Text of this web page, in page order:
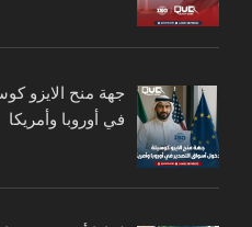
جهة منح الايزو
في أوروبا وأمريكا